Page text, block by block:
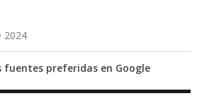
2024
fuentes preferidas en Google